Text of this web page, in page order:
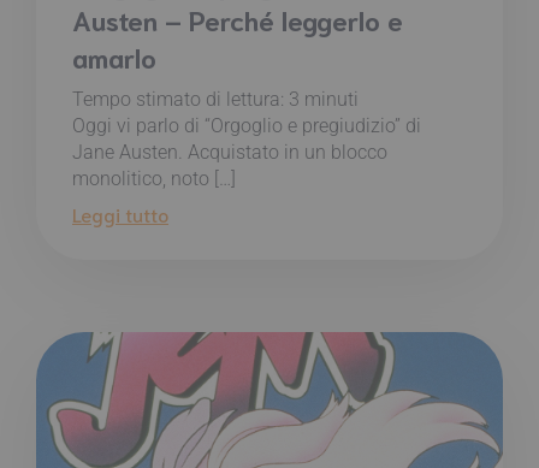
Austen – Perché leggerlo e
amarlo
Tempo stimato di lettura: 3 minuti
Oggi vi parlo di “Orgoglio e pregiudizio” di
Jane Austen. Acquistato in un blocco
monolitico, noto […]
Leggi tutto